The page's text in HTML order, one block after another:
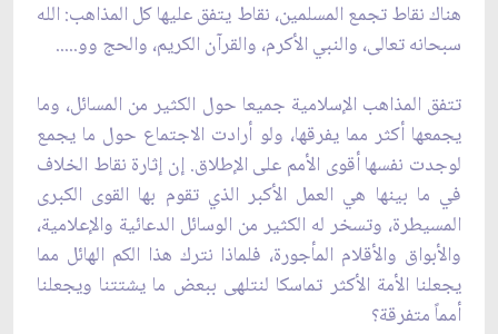
هناك نقاط تجمع المسلمين، نقاط يتفق عليها كل المذاهب: الله
سبحانه تعالى، والنبي الأكرم، والقرآن الكريم، والحج وو.....
تتفق المذاهب الإسلامية جميعا حول الكثير من المسائل، وما
يجمعها أكثر مما يفرقها، ولو أرادت الاجتماع حول ما يجمع
لوجدت نفسها أقوى الأمم على الإطلاق. إن إثارة نقاط الخلاف
في ما بينها هي العمل الأكبر الذي تقوم بها القوى الكبرى
المسيطرة، وتسخر له الكثير من الوسائل الدعائية والإعلامية،
والأبواق والأقلام المأجورة، فلماذا نترك هذا الكم الهائل مما
يجعلنا الأمة الأكثر تماسكا لنتلهى ببعض ما يشتتنا ويجعلنا
أمماً متفرقة؟